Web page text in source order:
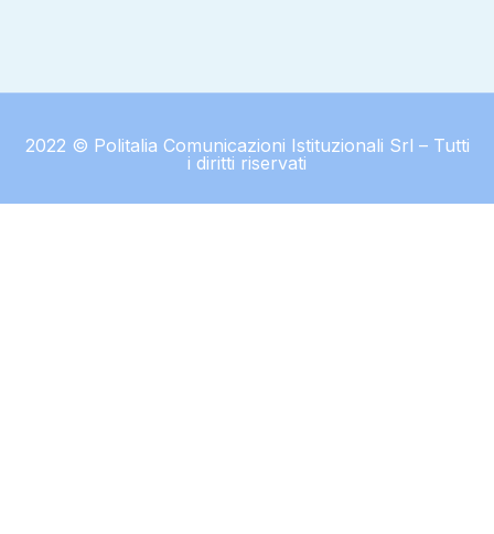
2022 © Politalia Comunicazioni Istituzionali Srl – Tutti
i diritti riservati